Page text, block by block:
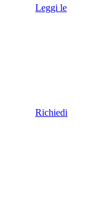
Leggi le
Richiedi